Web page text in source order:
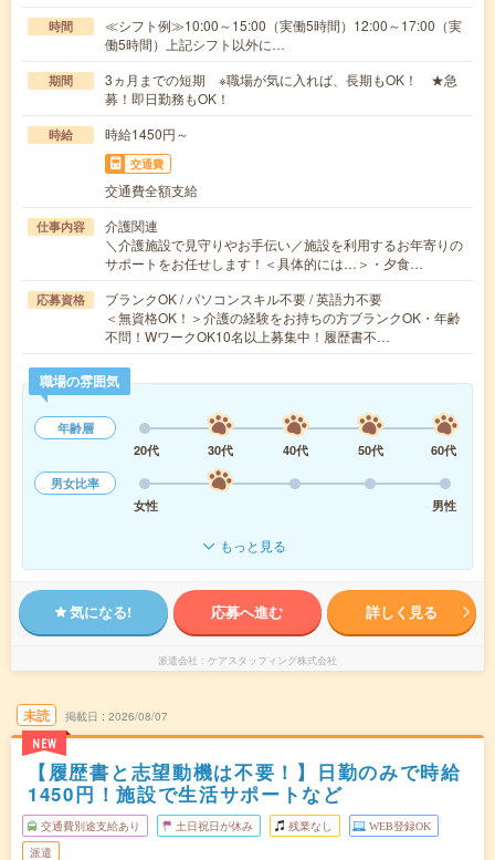
時間
≪シフト例≫10:00～15:00（実働5時間）12:00～17:00（実
働5時間）上記シフト以外に…
期間
3ヵ月までの短期 ※職場が気に入れば、長期もOK！ ★急
募！即日勤務もOK！
時給 時給1450円～
交通費
交通費全額支給
仕事内容
介護関連
＼介護施設で見守りやお手伝い／施設を利用するお年寄りの
サポートをお任せします！＜具体的には…＞・夕食…
応募資格
ブランクOK / パソコンスキル不要 / 英語力不要
＜無資格OK！＞介護の経験をお持ちの方ブランクOK・年齢
不問！WワークOK10名以上募集中！履歴書不…
職場の雰囲気
年齢層
20代
30代 40代 50代
60代
男女比率
女性
男性
もっと見る
気になる! 応募へ進む 詳しく見る
派遣会社 ケアスタッフィング株式会社
未読
NEW
掲載日 2026/08/07
【履歴書と志望動機は不要！】日勤のみで時給
1450円！施設で生活サポートなど
交通費別途支給あり 土日祝日が休み 残業なし WEB登録OK
派遣